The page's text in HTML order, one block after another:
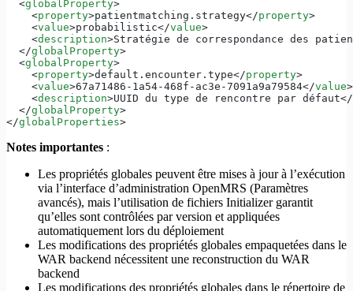
  <
globalProperty>
    <
property>patientmatching.strategy</property>
    <
value>probabilistic</value>
    <
description>Stratégie de correspondance des
  </
globalProperty>
  <
globalProperty>
    <
property>default.encounter.type</property>
    <
value>67a71486-1a54-468f-ac3e-7091a9a79584</value>
    <
description>UUID du type de rencontre par défaut</
  </
globalProperty>
</globalProperties>
Notes importantes :
Les propriétés globales peuvent être mises à jour à l’exécution
via l’interface d’administration OpenMRS (Paramètres
avancés), mais l’utilisation de fichiers Initializer garantit
qu’elles sont contrôlées par version et appliquées
automatiquement lors du déploiement
Les modifications des propriétés globales empaquetées dans le
WAR backend nécessitent une reconstruction du WAR
backend
Les modifications des propriétés globales dans le répertoire de